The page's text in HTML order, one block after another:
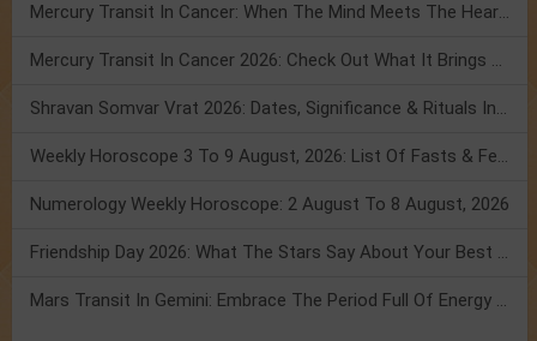
Mercury Transit In Cancer: When The Mind Meets The Heart!
Mercury Transit In Cancer 2026: Check Out What It Brings For You
Shravan Somvar Vrat 2026: Dates, Significance & Rituals In August
Weekly Horoscope 3 To 9 August, 2026: List Of Fasts & Festivals
Numerology Weekly Horoscope: 2 August To 8 August, 2026
Friendship Day 2026: What The Stars Say About Your Best Friend!
Mars Transit In Gemini: Embrace The Period Full Of Energy & Intelligence